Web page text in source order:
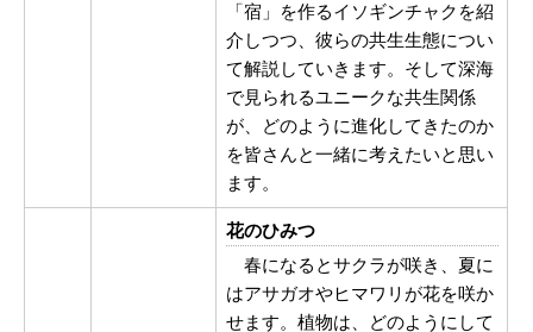
「宿」を作るイソギンチャクを紹
介しつつ、彼らの共生生態につい
て解説していきます。そして深海
で見られるユニークな共生関係
が、どのように進化してきたのか
を皆さんと一緒に考えたいと思い
ます。
花のひみつ
春になるとサクラが咲き、夏に
はアサガオやヒマワリが花を咲か
せます。植物は、どのようにして